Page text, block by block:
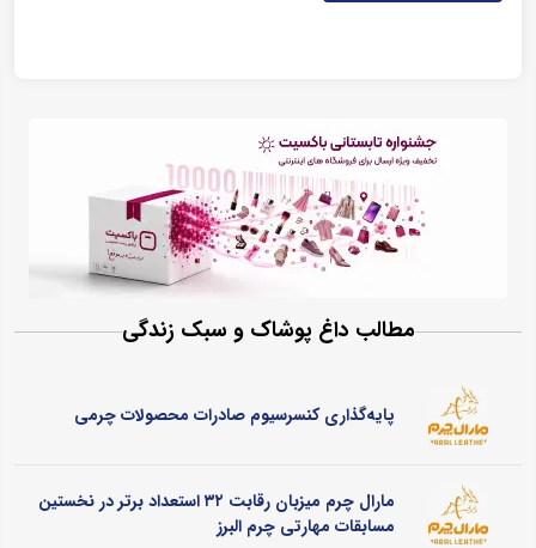
مطالب داغ پوشاک و سبک زندگی
پایه‌گذاری کنسرسیوم صادرات محصولات چرمی
مارال چرم میزبان رقابت ۳۲ استعداد برتر در نخستین
مسابقات مهارتی چرم البرز